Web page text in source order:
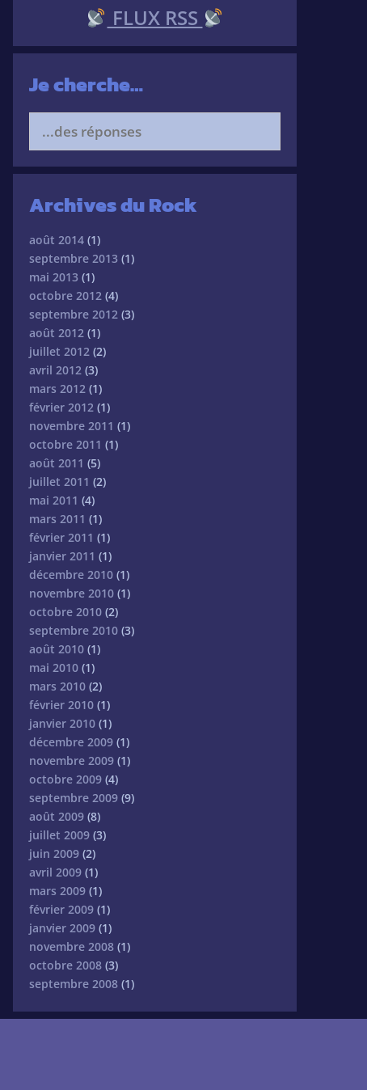
FLUX RSS
Je cherche…
for:
Archives du Rock
août 2014 (1)
septembre 2013 (1)
mai 2013 (1)
octobre 2012 (4)
septembre 2012 (3)
août 2012 (1)
juillet 2012 (2)
avril 2012 (3)
mars 2012 (1)
février 2012 (1)
novembre 2011 (1)
octobre 2011 (1)
août 2011 (5)
juillet 2011 (2)
mai 2011 (4)
mars 2011 (1)
février 2011 (1)
janvier 2011 (1)
décembre 2010 (1)
novembre 2010 (1)
octobre 2010 (2)
septembre 2010 (3)
août 2010 (1)
mai 2010 (1)
mars 2010 (2)
février 2010 (1)
janvier 2010 (1)
décembre 2009 (1)
novembre 2009 (1)
octobre 2009 (4)
septembre 2009 (9)
août 2009 (8)
juillet 2009 (3)
juin 2009 (2)
avril 2009 (1)
mars 2009 (1)
février 2009 (1)
janvier 2009 (1)
novembre 2008 (1)
octobre 2008 (3)
septembre 2008 (1)